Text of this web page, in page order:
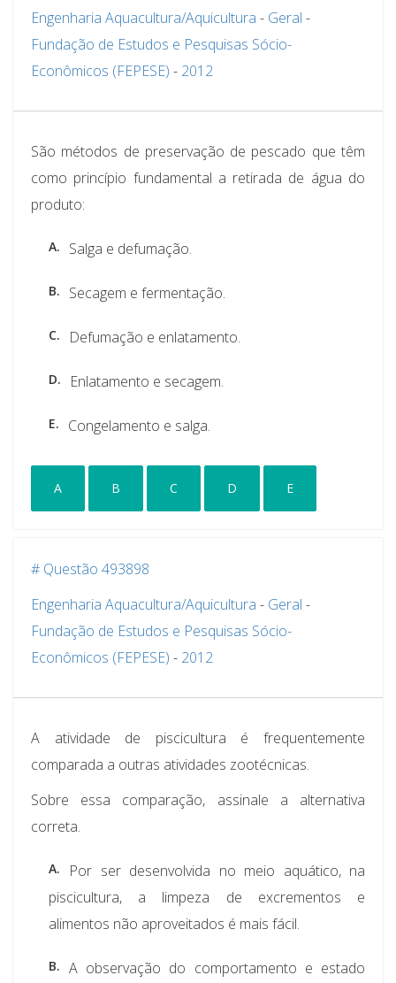
Engenharia Aquacultura/Aquicultura - Geral -
Fundação de Estudos e Pesquisas Sócio-
Econômicos (FEPESE) - 2012
São métodos de preservação de pescado que têm
como princípio fundamental a retirada de água do
produto:
A. Salga e defumação.
B. Secagem e fermentação.
C. Defumação e enlatamento.
D. Enlatamento e secagem.
E. Congelamento e salga.
A B C D E
# Questão 493898
Engenharia Aquacultura/Aquicultura - Geral -
Fundação de Estudos e Pesquisas Sócio-
Econômicos (FEPESE) - 2012
A atividade de piscicultura é frequentemente
comparada a outras atividades zootécnicas.
Sobre essa comparação, assinale a alternativa
correta.
A.
Por ser desenvolvida no meio aquático, na
piscicultura, a limpeza de excrementos e
alimentos não aproveitados é mais fácil.
B. A observação do comportamento e estado